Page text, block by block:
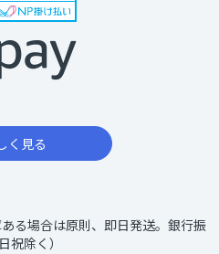
く見る
る場合は原則、即日発送。銀行振
除く）